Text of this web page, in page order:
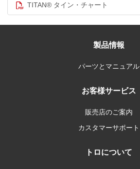
TITAN® タイン・チャート
製品情報
パーツとマニュアル
お客様サービス
販売店のご案内
カスタマーサポート
トロについて